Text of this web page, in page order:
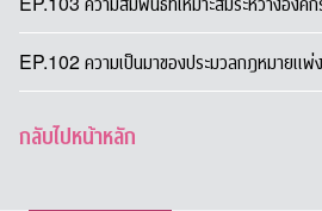
EP.102 ความเป็นมาของประมวลกฎหมายแ
กลับไปหน้าหลัก